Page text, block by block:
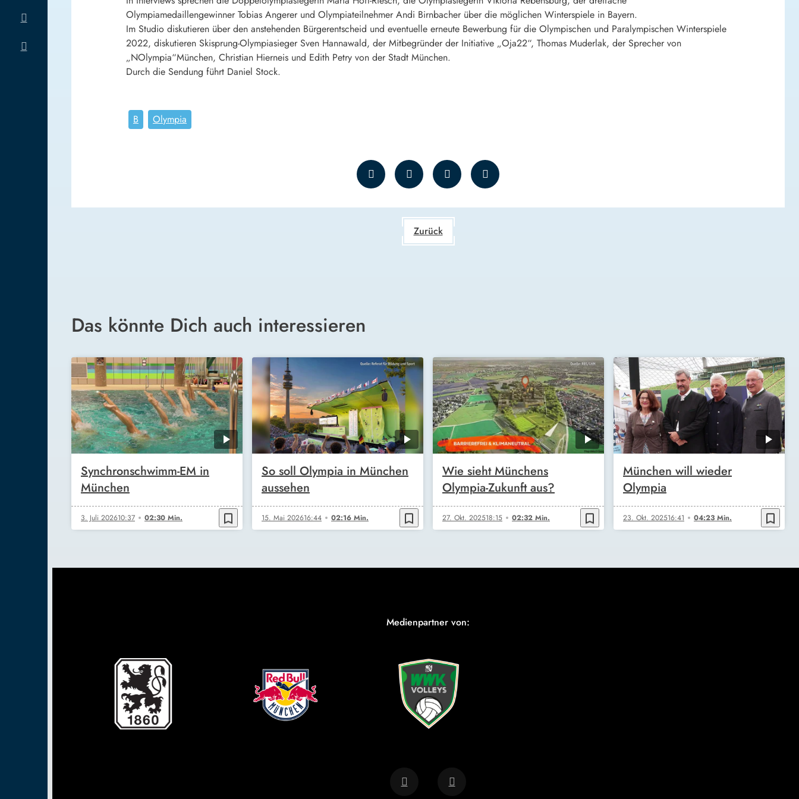
Olympiamedaillengewinner Tobias Angerer und Olympiateilnehmer Andi Birnbacher über die möglichen Winterspiele in Bayern.
Im Studio diskutieren über den anstehenden Bürgerentscheid und eventuelle erneute Bewerbung für die Olympischen und Paralympischen Winterspiele
2022, diskutieren Skisprung-Olympiasieger Sven Hannawald, der Mitbegründer der Initiative „Oja22“, Thomas Muderlak, der Sprecher von
„NOlympia“München, Christian Hierneis und Edith Petry von der Stadt München.
Durch die Sendung führt Daniel Stock.
B Olympia
Zurück
Das könnte Dich auch interessieren
Synchronschwimm-EM in
München
3. Juli 202610:37 02:30 Min. bookmark_border
So soll Olympia in München
aussehen
15. Mai 202616:44 02:16 Min. bookmark_border
Wie sieht Münchens
Olympia-Zukunft aus?
27. Okt. 202518:15 02:32 Min. bookmark_border
München will wieder
Olympia
23. Okt. 202516:41 04:23 Min. bookmark_border
Medienpartner von: